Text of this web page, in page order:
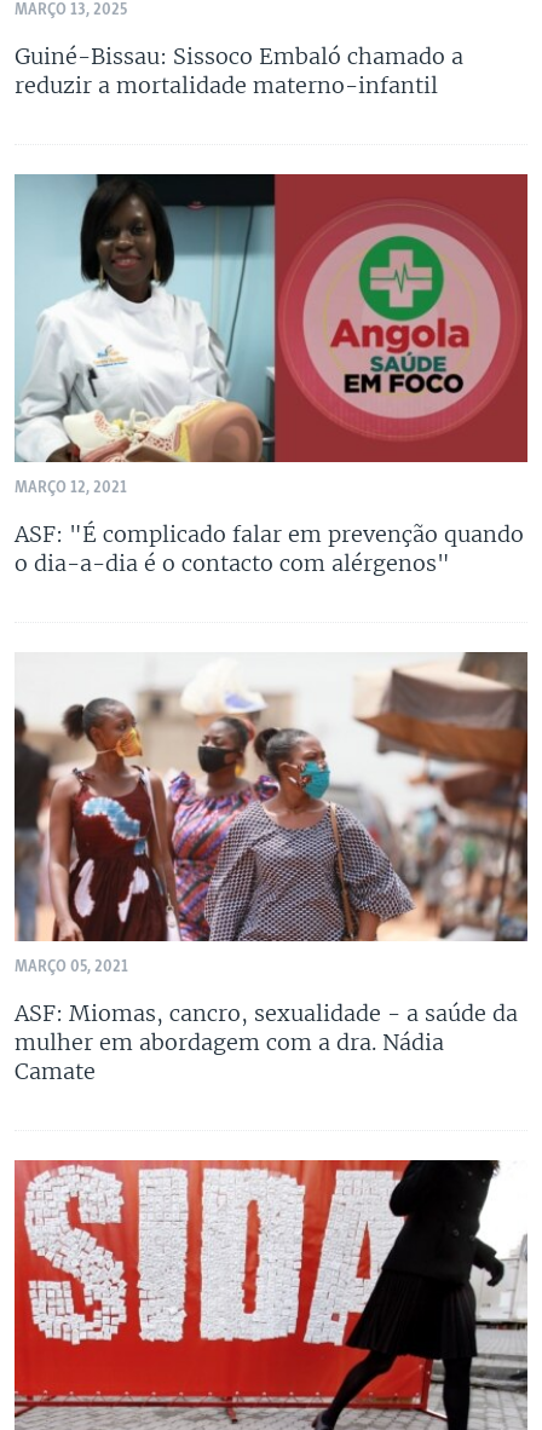
MARÇO 13, 2025
Guiné-Bissau: Sissoco Embaló chamado a
reduzir a mortalidade materno-infantil
MARÇO 12, 2021
ASF: "É complicado falar em prevenção quando
o dia-a-dia é o contacto com alérgenos"
MARÇO 05, 2021
ASF: Miomas, cancro, sexualidade - a saúde da
mulher em abordagem com a dra. Nádia
Camate